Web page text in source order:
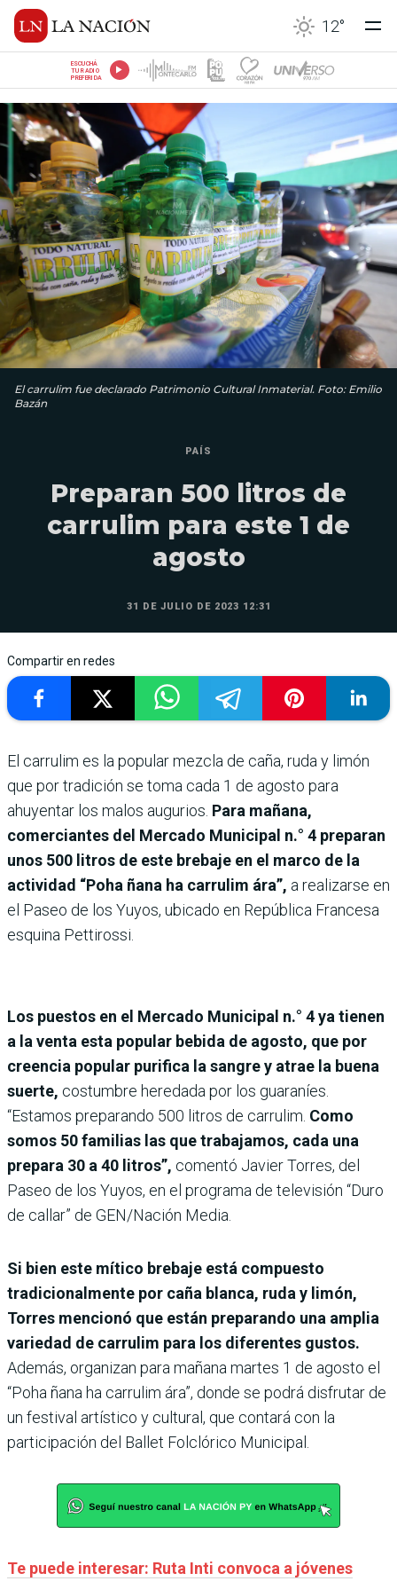
12°
ESCUCHÁ
TU RADIO
PREFERIDA
El carrulim fue declarado Patrimonio Cultural Inmaterial. Foto: Emilio
Bazán
PAÍS
Preparan 500 litros de
carrulim para este 1 de
agosto
31 DE JULIO DE 2023 12:31
Compartir en redes
El carrulim es la popular mezcla de caña, ruda y limón
que por tradición se toma cada 1 de agosto para
ahuyentar los malos augurios. Para mañana,
comerciantes del Mercado Municipal n.° 4 preparan
unos 500 litros de este brebaje en el marco de la
actividad “Poha ñana ha carrulim ára”, a realizarse en
el Paseo de los Yuyos, ubicado en República Francesa
esquina Pettirossi.
Los puestos en el Mercado Municipal n.° 4 ya tienen
a la venta esta popular bebida de agosto, que por
creencia popular purifica la sangre y atrae la buena
suerte, costumbre heredada por los guaraníes.
“Estamos preparando 500 litros de carrulim. Como
somos 50 familias las que trabajamos, cada una
prepara 30 a 40 litros”, comentó Javier Torres, del
Paseo de los Yuyos, en el programa de televisión “Duro
de callar” de GEN/Nación Media.
Si bien este mítico brebaje está compuesto
tradicionalmente por caña blanca, ruda y limón,
Torres mencionó que están preparando una amplia
variedad de carrulim para los diferentes gustos.
Además, organizan para mañana martes 1 de agosto el
“Poha ñana ha carrulim ára”, donde se podrá disfrutar de
un festival artístico y cultural, que contará con la
participación del Ballet Folclórico Municipal.
Te puede interesar: Ruta Inti convoca a jóvenes